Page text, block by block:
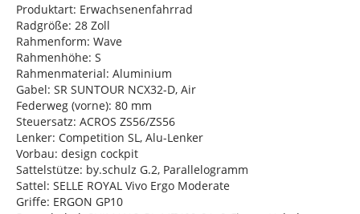
Produktart: Erwachsenenfahrrad
Radgröße: 28 Zoll
Rahmenform: Wave
Rahmenhöhe: S
Rahmenmaterial: Aluminium
Gabel: SR SUNTOUR NCX32-D, Air
Federweg (vorne): 80 mm
Steuersatz: ACROS ZS56/ZS56
Lenker: Competition SL, Alu-Lenker
Vorbau: design cockpit
Sattelstütze: by.schulz G.2, Parallelogramm
Sattel: SELLE ROYAL Vivo Ergo Moderate
Griffe: ERGON GP10